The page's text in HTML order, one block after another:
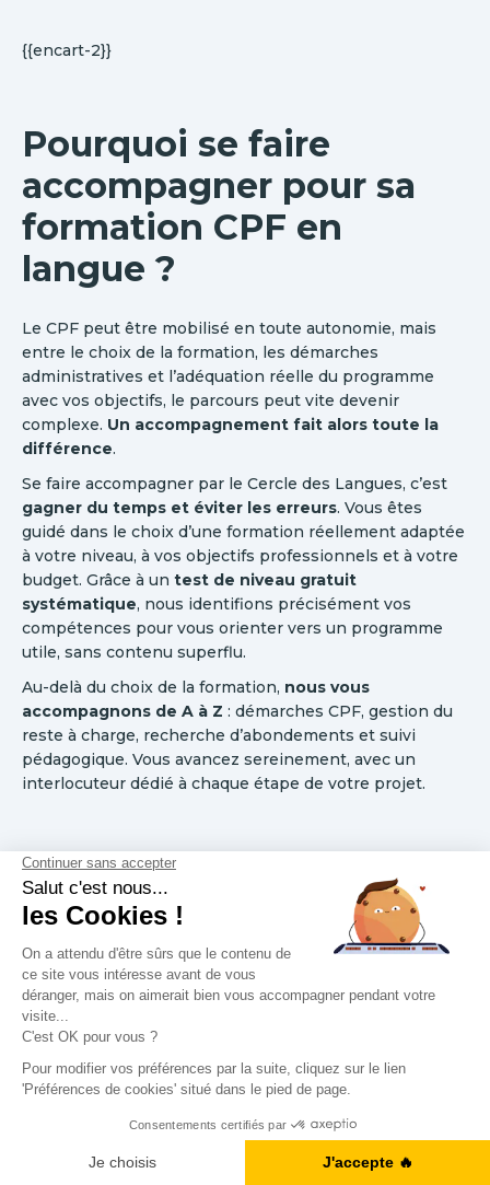
{{encart-2}}
Pourquoi se faire
accompagner pour sa
formation CPF en
langue ?
Le CPF peut être mobilisé en toute autonomie, mais
entre le choix de la formation, les démarches
administratives et l’adéquation réelle du programme
avec vos objectifs, le parcours peut vite devenir
complexe. Un accompagnement fait alors toute la
différence.
Se faire accompagner par le Cercle des Langues, c’est
gagner du temps et éviter les erreurs. Vous êtes
guidé dans le choix d’une formation réellement adaptée
à votre niveau, à vos objectifs professionnels et à votre
budget. Grâce à un test de niveau gratuit
systématique, nous identifions précisément vos
compétences pour vous orienter vers un programme
utile, sans contenu superflu.
Au-delà du choix de la formation, nous vous
accompagnons de A à Z : démarches CPF, gestion du
reste à charge, recherche d’abondements et suivi
pédagogique. Vous avancez sereinement, avec un
interlocuteur dédié à chaque étape de votre projet.
Conclusion : Le CPF, un
levier simple pour
progresser en langues
Le CPF, c'est
grâce à votre travail, ils vous appartiennent, et ils sont là
pour vous aider à développer vos compétences et
booster votre carrière. Ne les laissez pas dormir !
A1, B2, C1... Vous en êtes où ?
Je fais le test